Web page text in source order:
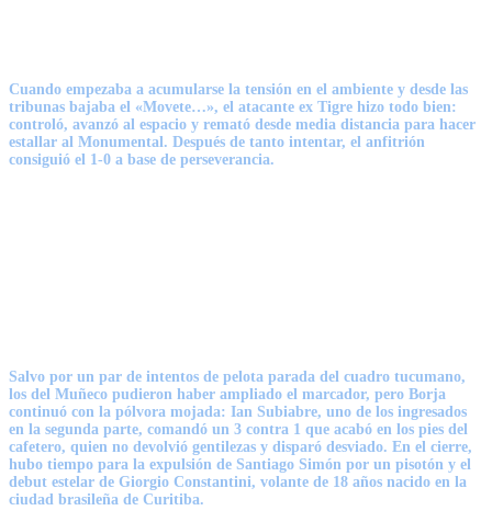
Cuando empezaba a acumularse la tensión en el ambiente y desde las
tribunas bajaba el «Movete…», el atacante ex Tigre hizo todo bien:
controló, avanzó al espacio y remató desde media distancia para hacer
estallar al Monumental. Después de tanto intentar, el anfitrión
consiguió el 1-0 a base de perseverancia.
Salvo por un par de intentos de pelota parada del cuadro tucumano,
los del Muñeco pudieron haber ampliado el marcador, pero Borja
continuó con la pólvora mojada: Ian Subiabre, uno de los ingresados
en la segunda parte, comandó un 3 contra 1 que acabó en los pies del
cafetero, quien no devolvió gentilezas y disparó desviado. En el cierre,
hubo tiempo para la expulsión de Santiago Simón por un pisotón y el
debut estelar de Giorgio Constantini, volante de 18 años nacido en la
ciudad brasileña de Curitiba.